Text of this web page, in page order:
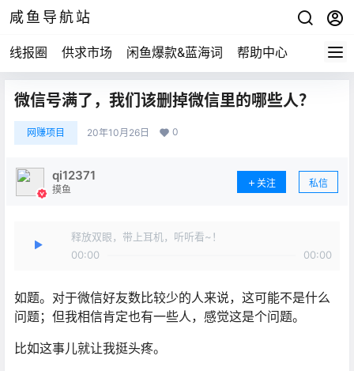
咸鱼导航站
线报圈 供求市场 闲鱼爆款&蓝海词 帮助中心
微信号满了，我们该删掉微信里的哪些人？
网赚项目 20年10月26日 0
qi12371
摸鱼
关注 私信
释放双眼，带上耳机，听听看~！
00:00
00:00
如题。对于微信好友数比较少的人来说，这可能不是什么
问题；但我相信肯定也有一些人，感觉这是个问题。
比如这事儿就让我挺头疼。